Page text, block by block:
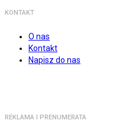
KONTAKT
O nas
Kontakt
Napisz do nas
REKLAMA I PRENUMERATA